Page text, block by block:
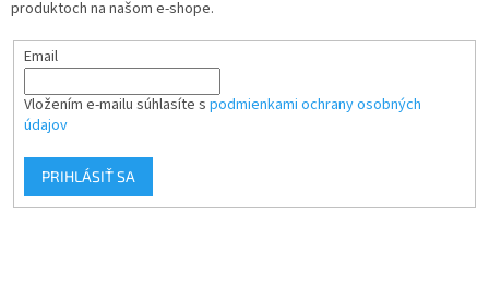
produktoch na našom e-shope.
Email
Vložením e-mailu súhlasíte s podmienkami ochrany osobných
údajov
PRIHLÁSIŤ SA